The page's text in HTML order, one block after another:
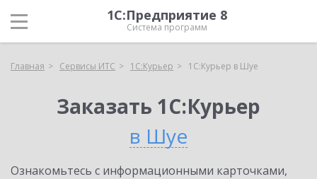
1С:Предприятие 8
Система программ
Главная Сервисы ИТС 1С:Курьер 1С:Курьер в Шуе
Заказать 1С:Курьер
в Шуе
Ознакомьтесь с информационными карточками,